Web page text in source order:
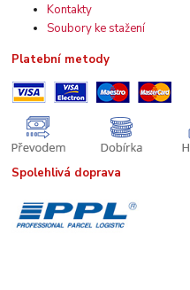
Kontakty
Soubory ke stažení
Platební metody
Spolehlivá doprava